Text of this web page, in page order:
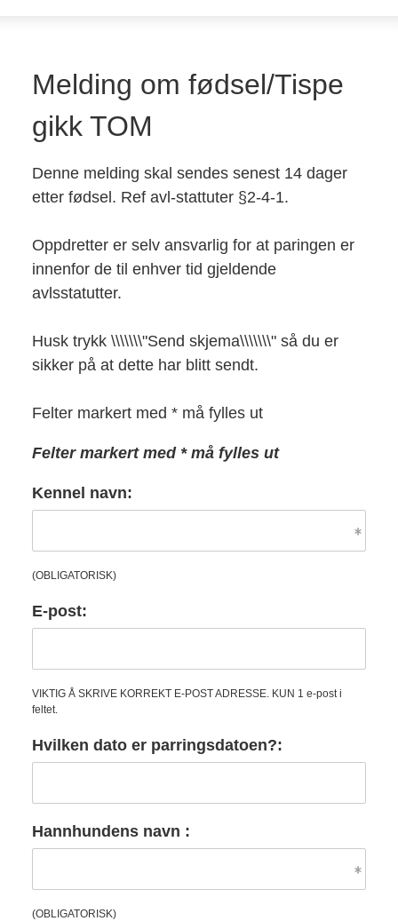
Melding om fødsel/Tispe
gikk TOM
Denne melding skal sendes senest 14 dager
etter fødsel. Ref avl-stattuter §2-4-1.
Oppdretter er selv ansvarlig for at paringen er
innenfor de til enhver tid gjeldende
avlsstatutter.
Husk trykk \\\\\\\"Send skjema\\\\\\\" så du er
sikker på at dette har blitt sendt.
Felter markert med * må fylles ut
Felter markert med * må fylles ut
Kennel navn:
(OBLIGATORISK)
E-post:
VIKTIG Å SKRIVE KORREKT E-POST ADRESSE. KUN 1 e-post i
feltet.
Hvilken dato er parringsdatoen?:
Hannhundens navn :
(OBLIGATORISK)